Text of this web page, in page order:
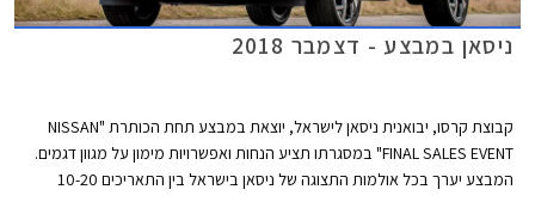
ניסאן במבצע - דצמבר 2018
קבוצת קרסו, יבואנית ניסאן לישראל, יוצאת במבצע תחת הכותרת "NISSAN
FINAL SALES EVENT" במסגרתו תציע הנחות ואפשרויות מימון על מגוון דגמים.
המבצע יערך בכל אולמות התצוגה של ניסאן בישראל בין התאריכים 10-20